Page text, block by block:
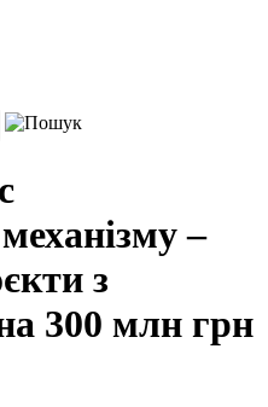
–
з
на 300 млн грн